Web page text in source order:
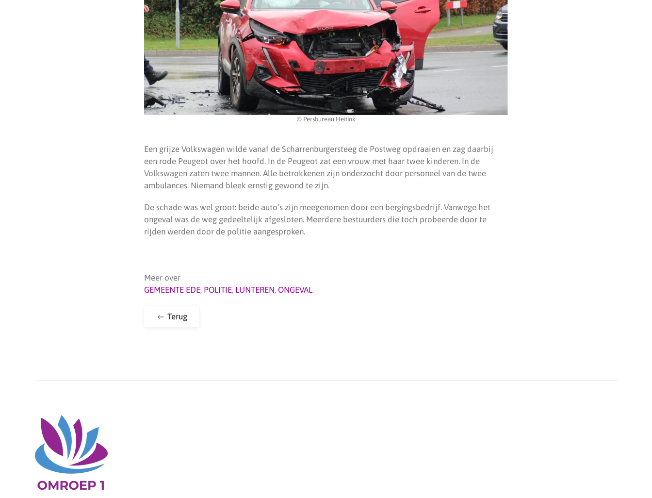
© Persbureau Heitink
Een grijze Volkswagen wilde vanaf de Scharrenburgersteeg de Postweg opdraaien en zag daarbij
een rode Peugeot over het hoofd. In de Peugeot zat een vrouw met haar twee kinderen. In de
Volkswagen zaten twee mannen. Alle betrokkenen zijn onderzocht door personeel van de twee
ambulances. Niemand bleek ernstig gewond te zijn.
De schade was wel groot: beide auto’s zijn meegenomen door een bergingsbedrijf. Vanwege het
ongeval was de weg gedeeltelijk afgesloten. Meerdere bestuurders die toch probeerde door te
rijden werden door de politie aangesproken.
Meer over
GEMEENTE EDE, POLITIE, LUNTEREN, ONGEVAL
Terug